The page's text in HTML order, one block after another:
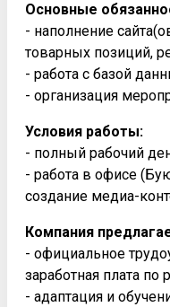
Основные
- наполнение
товарных позиций,
- работа с базой
- организация
Условия работы:
- полный рабочий
- работа в офисе
создание медиа-
Компания
- официальное
заработная плата по
- адаптация и